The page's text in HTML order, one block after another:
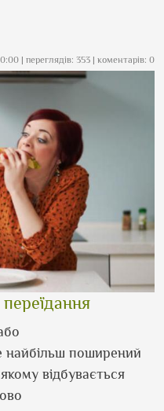
| переглядів: 353 | коментарів: 0
найбільш поширений
відбувається